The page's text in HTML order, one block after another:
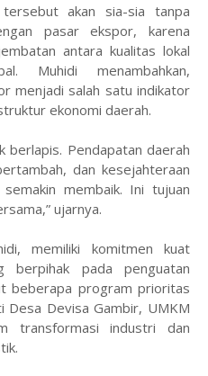
akan sia-sia tanpa
pasar ekspor, karena
antara kualitas lokal
Muhidi menambahkan,
menjadi salah satu indikator
ekonomi daerah.
berlapis. Pendapatan daerah
dan kesejahteraan
membaik. Ini tujuan
ujarnya.
memiliki komitmen kuat
berpihak pada penguatan
beberapa program prioritas
Devisa Gambir, UMKM
transformasi industri dan